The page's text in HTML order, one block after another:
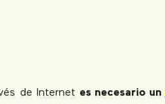
de Internet es necesario un